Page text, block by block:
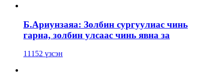
Б.Ариунзаяа: Золбин сургуулиас чинь
гарна, золбин улсаас чинь явна за
11152 үзсэн